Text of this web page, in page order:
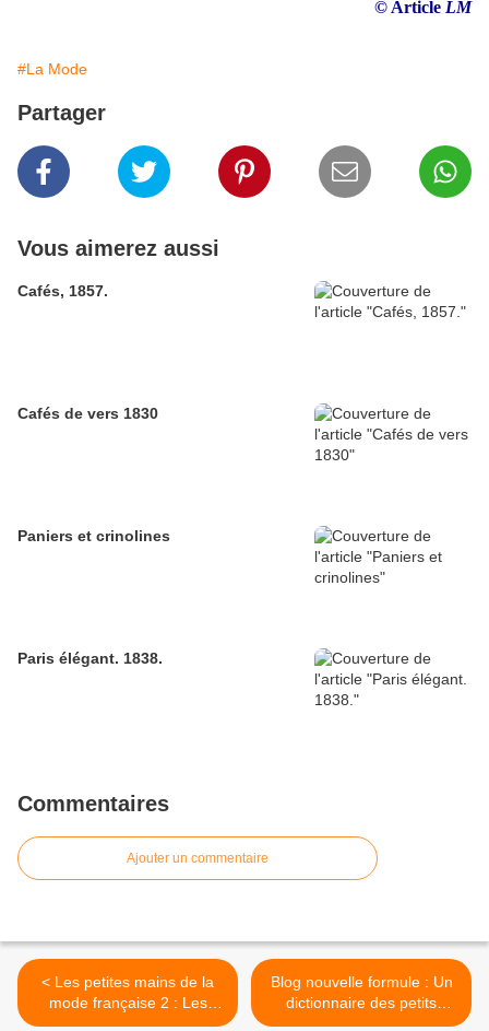
© Article LM
#La Mode
Partager
Vous aimerez aussi
Cafés, 1857.
Cafés de vers 1830
Paniers et crinolines
Paris élégant. 1838.
Commentaires
Ajouter un commentaire
< Les petites mains de la
mode française 2 : Les
midinettes, femmes du
Blog nouvelle formule : Un
dictionnaire des petits
maîtres de l'élégance